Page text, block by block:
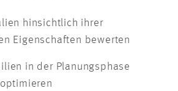
hinsichtlich ihrer
Eigenschaften bewerten
in der Planungsphase